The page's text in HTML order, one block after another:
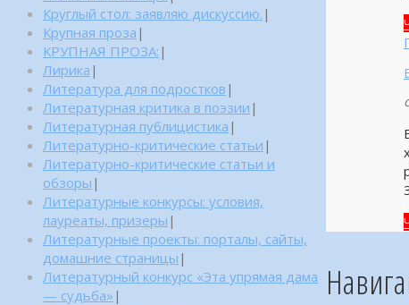
Круглый стол: заявляю дискуссию. |
Крупная проза |
КРУПНАЯ ПРОЗА: |
Лирика |
Литература для подростков |
Литературная критика в поэзии |
Литературная публицистика |
Литературно-критические статьи |
Литературно-критические статьи и
обзоры |
Литературные конкурсы: условия,
лауреаты, призеры |
Литературные проекты: порталы, сайты,
домашние страницы |
Литературный конкурс «Эта упрямая дама
— судьба» |